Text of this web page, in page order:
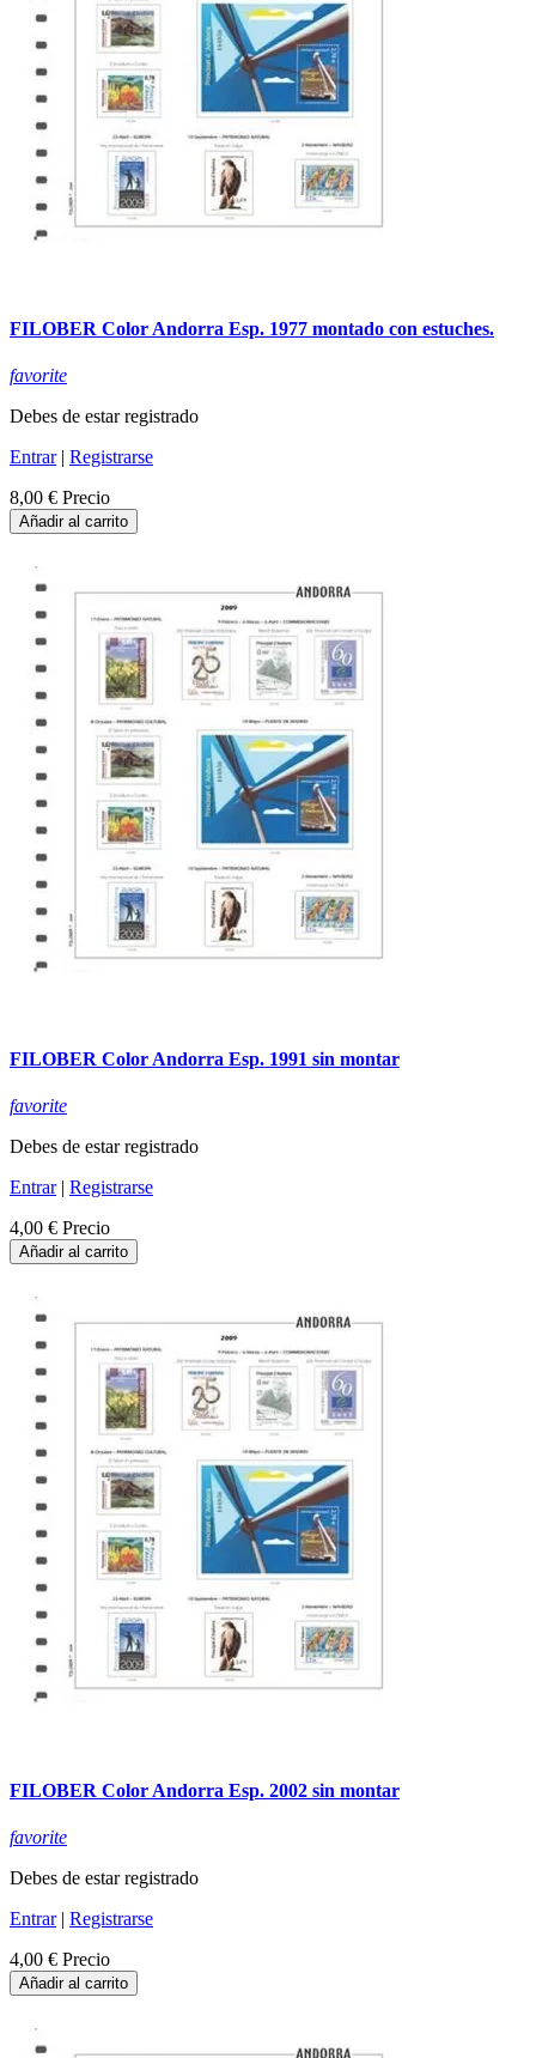
FILOBER Color Andorra Esp. 1977 montado con estuches.
favorite
Debes de estar registrado
Entrar| Registrarse
8,00 € Precio
Añadir al carrito
FILOBER Color Andorra Esp. 1991 sin montar
favorite
Debes de estar registrado
Entrar| Registrarse
4,00 € Precio
Añadir al carrito
FILOBER Color Andorra Esp. 2002 sin montar
favorite
Debes de estar registrado
Entrar| Registrarse
4,00 € Precio
Añadir al carrito